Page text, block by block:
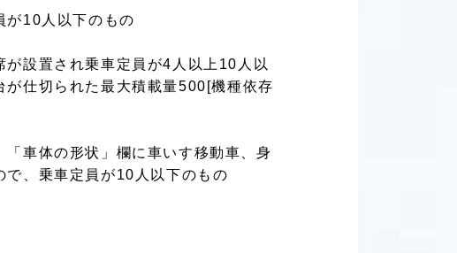
が10人以下のもの
が設置され乗車定員が4人以上10人以
仕切られた最大積載量500[機種依存
「車体の形状」欄に車いす移動車、身
、乗車定員が10人以下のもの